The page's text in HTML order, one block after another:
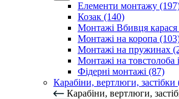
Елементи монтажу
Козак (140)
Монтажі Вбивця карася
Монтажі на коропа
Монтажі на пружинах
Монтажі на товстолоба
Фідерні монтажі (87)
Карабіни, вертлюги, застібки
Карабіни, вертлюги,